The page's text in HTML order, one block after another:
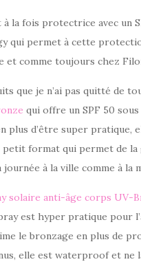
la fois protectrice avec un
qui permet à cette
et comme toujours chez
que je n’ai pas quitté de
qui offre un SPF 50
plus d’être super pratique,
petit format qui permet de
à la ville comme à la
solaire anti-âge corps UV-
est hyper pratique pour
le bronzage en plus de
elle est waterproof et ne